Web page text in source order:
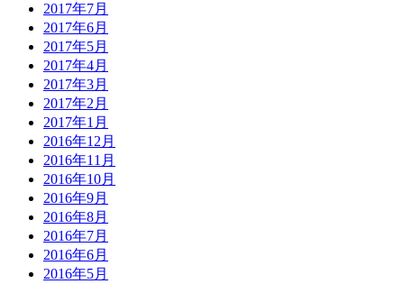
2017年7月
2017年6月
2017年5月
2017年4月
2017年3月
2017年2月
2017年1月
2016年12月
2016年11月
2016年10月
2016年9月
2016年8月
2016年7月
2016年6月
2016年5月